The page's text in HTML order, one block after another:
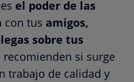
el poder de las
con tus amigos,
sobre tus
si surge
trabajo de calidad y